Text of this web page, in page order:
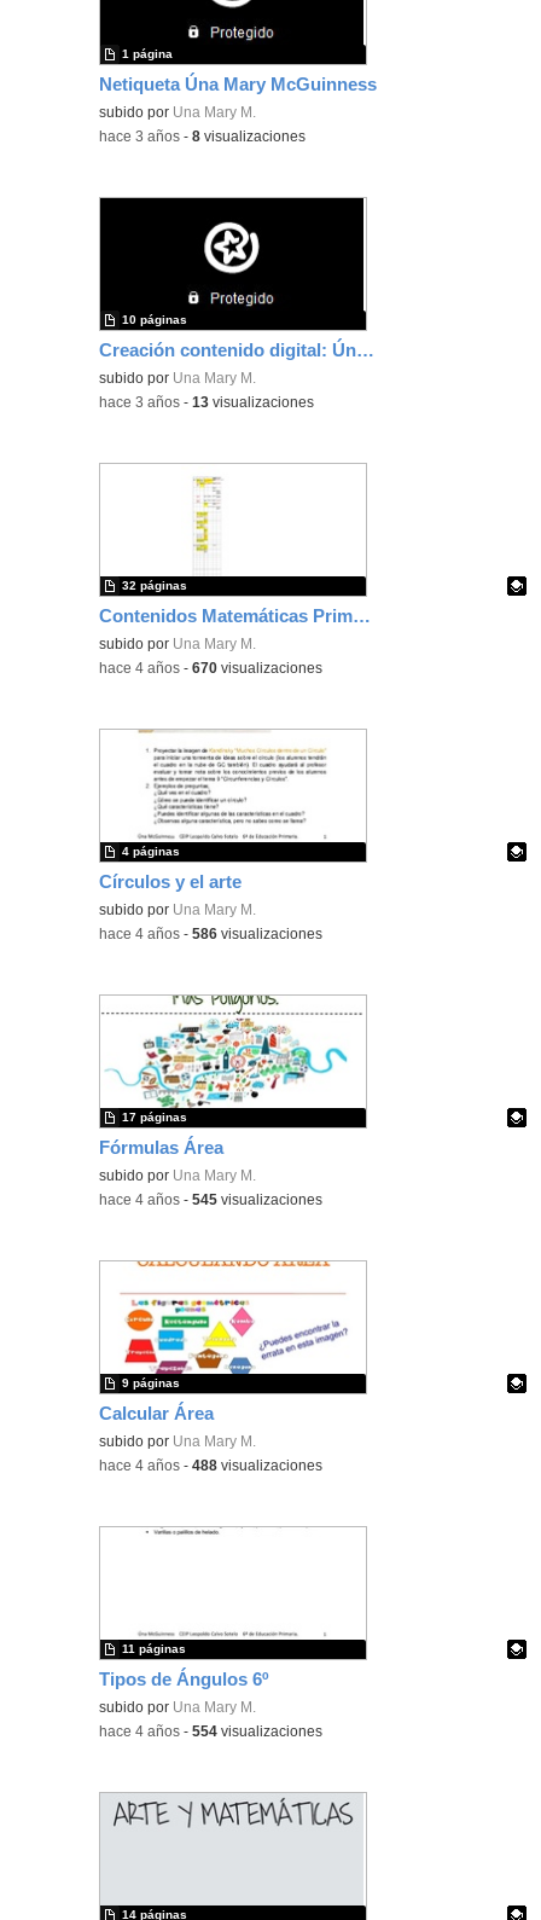
Netiqueta Úna Mary McGuinness
subido por Una Mary M.
1 página
-hace 3 años -8 visualizaciones
Creación contenido digital: Úna Mary McGuinness
subido por Una Mary M.
10 páginas
-hace 3 años -13 visualizaciones
Contenidos Matemáticas Primaria
Contenido educativo.
subido por Una Mary M.
32 páginas
-hace 4 años -670 visualizaciones
Círculos y el arte
Contenido educativo.
subido por Una Mary M.
4 páginas
-hace 4 años -586 visualizaciones
Fórmulas Área
Contenido educativo.
subido por Una Mary M.
17 páginas
-hace 4 años -545 visualizaciones
Calcular Área
Contenido educativo.
subido por Una Mary M.
9 páginas
-hace 4 años -488 visualizaciones
Tipos de Ángulos 6º
Contenido educativo.
subido por Una Mary M.
11 páginas
-hace 4 años -554 visualizaciones
14 páginas